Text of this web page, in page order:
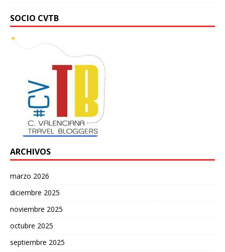
SOCIO CVTB
ARCHIVOS
marzo 2026
diciembre 2025
noviembre 2025
octubre 2025
septiembre 2025